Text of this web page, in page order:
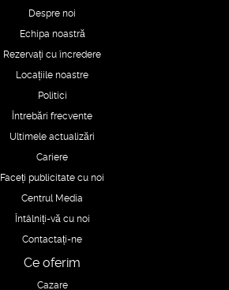
Despre noi
Echipa noastră
Rezervați cu încredere
Locațiile noastre
Politici
Întrebări frecvente
Ultimele actualizări
Cariere
Faceți publicitate cu noi
Centrul Media
Întâlniți-vă cu noi
Contactați-ne
Ce oferim
Cazare